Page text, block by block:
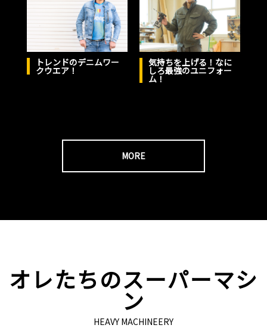
トレンドのデニムワー
クウエア！
気持ちを上げる！なに
しろ最強のユニフォー
ム！
MORE
オレたちのスーパーマシ
ン
HEAVY MACHINEERY